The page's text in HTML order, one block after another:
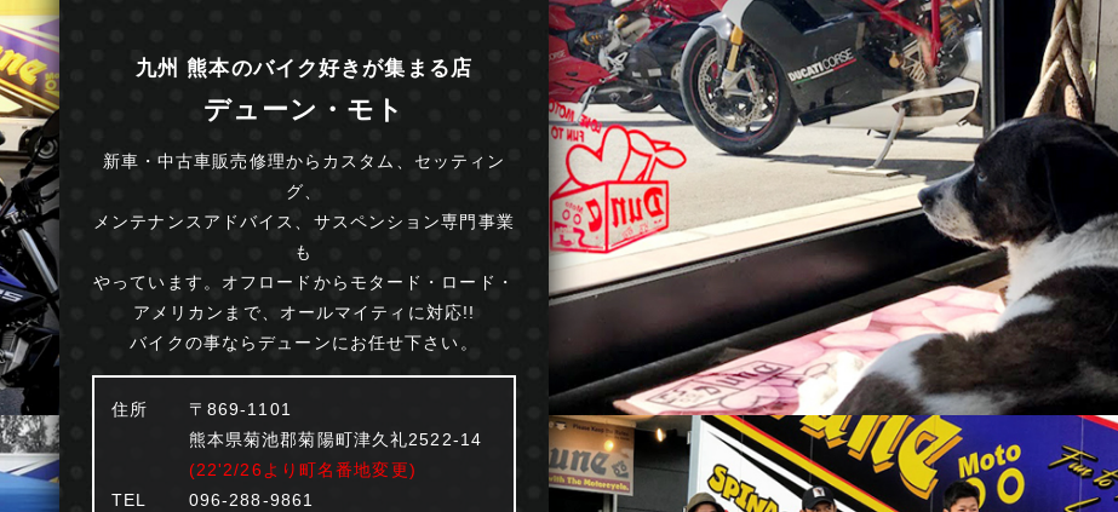
九州 熊本のバイク好きが集まる店
デューン・モト
新車・中古車販売修理からカスタム、セッティン
グ、
メンテナンスアドバイス、サスペンション専門事業
も
やっています。オフロードからモタード・ロード・
アメリカンまで、オールマイティに対応!!
バイクの事ならデューンにお任せ下さい。
住所
〒869-1101
熊本県菊池郡菊陽町津久礼2522-14
(22'2/26より町名番地変更)
TEL
096-288-9861